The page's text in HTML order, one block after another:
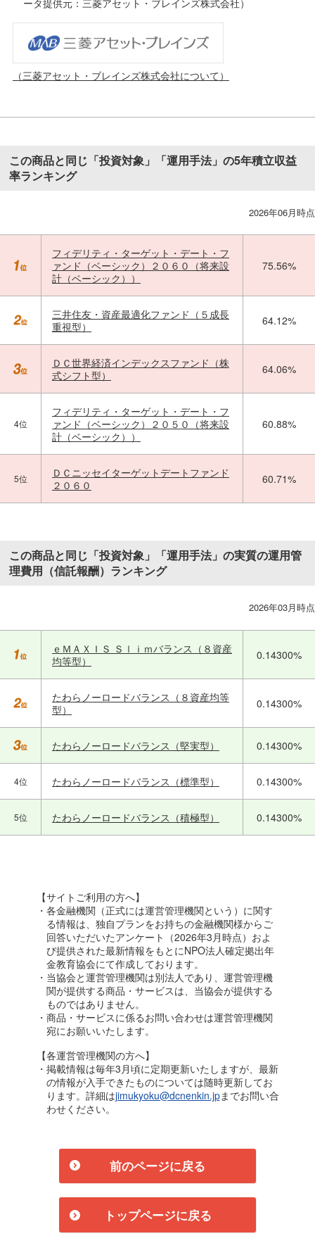
（三菱アセット・ブレインズ株式会社について）
この商品と同じ「投資対象」「運用手法」の5年積立収益
率ランキング
2026年06月時点
フィデリティ・ターゲット・デート・フ
ァンド（ベーシック）２０６０（将来設
計（ベーシック））
75.56%
三井住友・資産最適化ファンド（５成長
重視型）
64.12%
ＤＣ世界経済インデックスファンド（株
式シフト型）
64.06%
4位
フィデリティ・ターゲット・デート・フ
ァンド（ベーシック）２０５０（将来設
計（ベーシック））
60.88%
5位
ＤＣニッセイターゲットデートファンド
２０６０
60.71%
この商品と同じ「投資対象」「運用手法」の実質の運用管
理費用（信託報酬）ランキング
2026年03月時点
ｅＭＡＸＩＳ Ｓｌｉｍバランス（８資産
均等型）
0.14300%
たわらノーロードバランス（８資産均等
型）
0.14300%
たわらノーロードバランス（堅実型） 0.14300%
4位 たわらノーロードバランス（標準型） 0.14300%
5位 たわらノーロードバランス（積極型） 0.14300%
【サイトご利用の方へ】
・各金融機関（正式には運営管理機関という）に関す
る情報は、独自プランをお持ちの金融機関様からご
回答いただいたアンケート（2026年3月時点）およ
び提供された最新情報をもとにNPO法人確定拠出年
金教育協会にて作成しております。
・当協会と運営管理機関は別法人であり、運営管理機
関が提供する商品・サービスは、当協会が提供する
ものではありません。
・商品・サービスに係るお問い合わせは運営管理機関
宛にお願いいたします。
【各運営管理機関の方へ】
・掲載情報は毎年3月頃に定期更新いたしますが、最新
の情報が入手できたものについては随時更新してお
ります。詳細はjimukyoku@dcnenkin.jpまでお問い合
わせください。
前のページに戻る
トップページに戻る